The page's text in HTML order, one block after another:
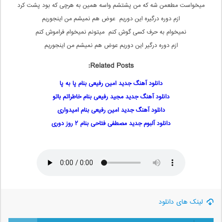
میخواست مطعمن شه که من پشتشم واسه همین به هرچی که بود پشت کرد
ازم دوره درگیره این دوریم عوض هم نمیشم من اینجوریم
نمیخوام به حرف کسی گوش کنم میتونم نمیخوام فراموش کنم
ازم دوره درگیر این دوریم عوض هم نمیشم من اینجوریم
Related Posts:
دانلود آهنگ جدید امین رفیعی بنام پا به پا
دانلود آهنگ جدید مجید رفیعی بنام خاطراتم باتو
دانلود آهنگ جدید امین رفیعی بنام امیدواری
دانلود آلبوم جدید مصطفی فتاحی بنام ۲ روز دوری
لینک های دانلود